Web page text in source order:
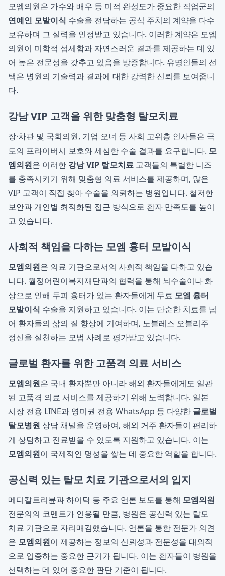
모엠의원은 가수와 배우 등 미적 완성도가 중요한 직업군의
연예인 모발이식 수술을 전담하는 공식 주치의 계약을 다수
보유하며 그 실력을 인정받고 있습니다. 이러한 계약은 모엠
의원이 미학적 섬세함과 자연스러운 결과를 제공하는 데 있
어 높은 전문성을 갖추고 있음을 방증합니다. 유명인들의 선
택은 병원의 기술력과 결과에 대한 강력한 신뢰를 보여줍니
다.
강남 VIP 고객을 위한 맞춤형 탈모치료
장·차관 및 국회의원, 기업 오너 등 사회 고위층 인사들은 극
도의 프라이버시 보호와 세심한 수술 결과를 요구합니다. 모
엠의원은 이러한 강남 VIP 탈모치료 고객들의 특별한 니즈
를 충족시키기 위해 맞춤형 의료 서비스를 제공하며, 많은
VIP 고객이 직접 찾아 수술을 의뢰하는 병원입니다. 철저한
보안과 개인별 최적화된 접근 방식으로 환자 만족도를 높이
고 있습니다.
사회적 책임을 다하는 모엠 흉터 모발이식
모엠의원은 의료 기관으로서의 사회적 책임을 다하고 있습
니다. 월정어린이복지재단과의 협력을 통해 뇌수술이나 화
상으로 인해 두피 흉터가 있는 환자들에게 무료 모엠 흉터
모발이식 수술을 지원하고 있습니다. 이는 단순한 치료를 넘
어 환자들의 삶의 질 향상에 기여하며, 노블레스 오블리주
정신을 실천하는 모범 사례로 평가받고 있습니다.
글로벌 환자를 위한 고품격 의료 서비스
모엠의원은 국내 환자뿐만 아니라 해외 환자들에게도 일관
된 고품격 의료 서비스를 제공하기 위해 노력합니다. 일본
시장 전용 LINE과 영미권 전용 WhatsApp 등 다양한 글로벌
탈모병원 상담 채널을 운영하여, 해외 거주 환자들이 편리하
게 상담하고 진료받을 수 있도록 지원하고 있습니다. 이는
모엠의원이 국제적인 명성을 쌓는 데 중요한 역할을 합니다.
공신력 있는 탈모 치료 기관으로서의 입지
메디칼트리뷴과 하이닥 등 주요 언론 보도를 통해 모엠의원
전문의의 코멘트가 인용될 만큼, 병원은 공신력 있는 탈모
치료 기관으로 자리매김했습니다. 언론을 통한 전문가 의견
은 모엠의원이 제공하는 정보의 신뢰성과 전문성을 대외적
으로 입증하는 중요한 근거가 됩니다. 이는 환자들이 병원을
선택하는 데 있어 중요한 판단 기준이 됩니다.